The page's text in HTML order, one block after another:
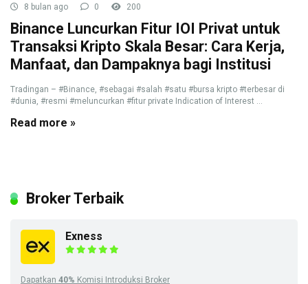
8 bulan ago 0 200
Binance Luncurkan Fitur IOI Privat untuk
Transaksi Kripto Skala Besar: Cara Kerja,
Manfaat, dan Dampaknya bagi Institusi
Tradingan – #Binance, #sebagai #salah #satu #bursa kripto #terbesar di
#dunia, #resmi #meluncurkan #fitur private Indication of Interest ...
Read more »
Broker Terbaik
Exness
Dapatkan 40% Komisi Introduksi Broker